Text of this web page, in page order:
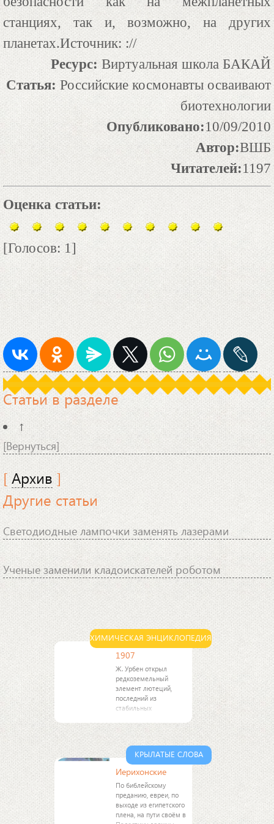
станциях, так и, возможно, на других
планетах.Источник: ://
Ресурс: Виртуальная школа БАКАЙ
Статья: Российские космонавты осваивают
биотехнологии
Опубликовано:10/09/2010
Автор:ВШБ
Читателей:1197
Оценка статьи:
[Голосов: 1]
Статьи в разделе
↑
[Вернуться]
[Архив ]
Другие статьи
Светодиодные лампочки заменять лазерами
Ученые заменили кладоискателей роботом
ХИМИЧЕСКАЯ ЭНЦИКЛОПЕДИЯ
1907
Ж. Урбен открыл
редкоземельный
элемент лютеций,
последний из
стабильных
элементов.
КРЫЛАТЫЕ СЛОВА
Иерихонские
По библейскому
преданию, евреи, по
выходе из египетского
плена, на пути своём в